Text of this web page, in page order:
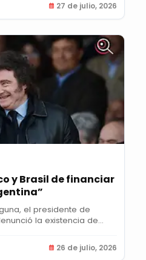
27 de julio, 2026
y Brasil de financiar
el presidente de
la existencia de...
26 de julio, 2026